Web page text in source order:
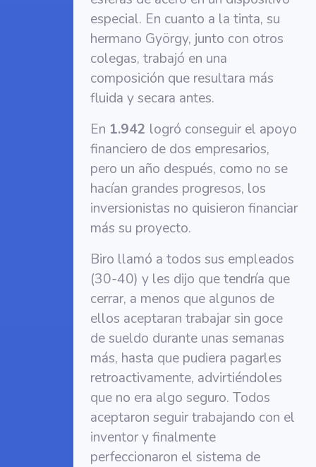
especial. En cuanto a la tinta, su
hermano György, junto con otros
colegas, trabajó en una
composición que resultara más
fluida y secara antes.
En 1.942 logró conseguir el apoyo
financiero de dos empresarios,
pero un año después, como no se
hacían grandes progresos, los
inversionistas no quisieron financiar
más su proyecto.
Biro llamó a todos sus empleados
(30-40) y les dijo que tendría que
cerrar, a menos que algunos de
ellos aceptaran trabajar sin goce
de sueldo durante unas semanas
más, hasta que pudiera pagarles
retroactivamente, advirtiéndoles
que no era algo seguro. Todos
aceptaron seguir trabajando con el
inventor y finalmente
perfeccionaron el sistema de